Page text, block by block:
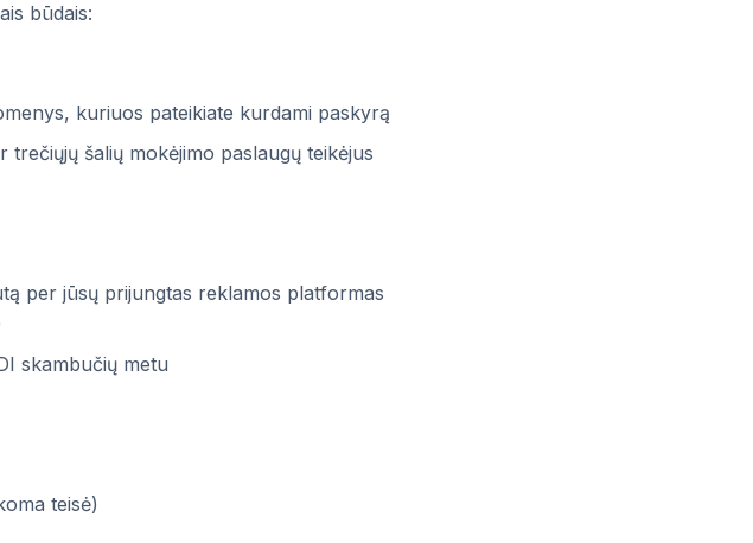
būdais:
kuriuos pateikiate kurdami paskyrą
šalių mokėjimo paslaugų teikėjus
per jūsų prijungtas reklamos platformas
skambučių metu
teisė)